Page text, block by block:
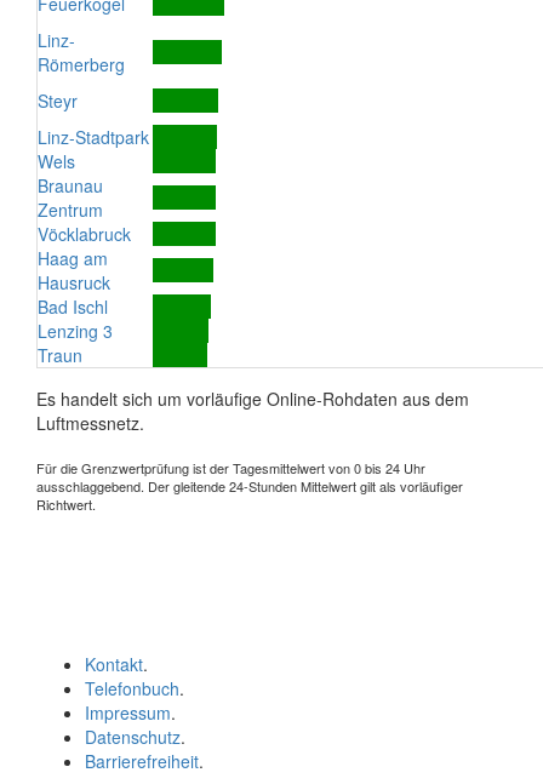
Linz-
Römerberg
Steyr
Linz-Stadtpark
Wels
Braunau
Zentrum
Vöcklabruck
Haag am
Hausruck
Bad Ischl
Lenzing 3
Traun
Es handelt sich um vorläufige Online-Rohdaten aus dem
Luftmessnetz.
Für die Grenzwertprüfung ist der Tagesmittelwert von 0 bis 24 Uhr
ausschlaggebend. Der gleitende 24-Stunden Mittelwert gilt als vorläufiger
Richtwert.
Kontakt.
Telefonbuch.
Impressum.
Datenschutz.
Barrierefreiheit.